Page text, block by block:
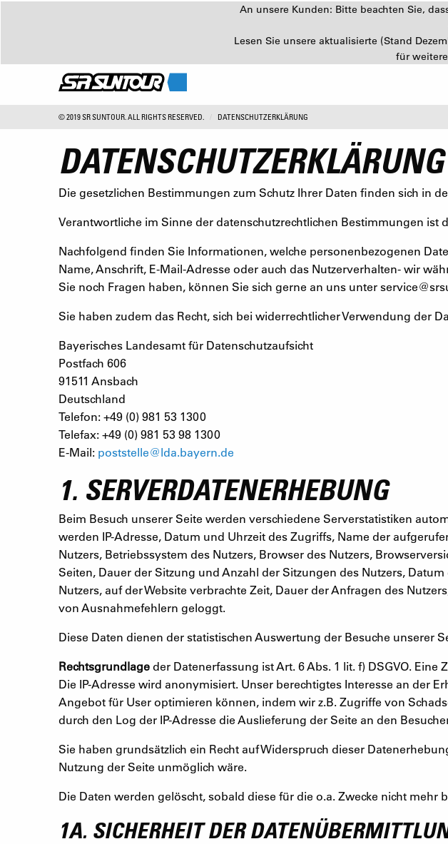
An unsere Kunden: Bitte beachten Sie,
Lesen Sie unsere aktualisierte (Stand
für
© 2019 SR SUNTOUR. ALL RIGHTS RESERVED. DATENSCHUTZERKLÄRUNG
DATENSCHUTZERKLÄRUNG
Die gesetzlichen Bestimmungen zum Schutz Ihrer Daten finden sich in
Verantwortliche im Sinne der datenschutzrechtlichen Bestimmungen ist
Nachfolgend finden Sie Informationen, welche personenbezogenen
Name, Anschrift, E-Mail-Adresse oder auch das Nutzerverhalten- wir
Sie noch Fragen haben, können Sie sich gerne an uns unter
Sie haben zudem das Recht, sich bei widerrechtlicher Verwendung der
Bayerisches Landesamt für Datenschutzaufsicht
Postfach 606
91511 Ansbach
Deutschland
Telefon: +49 (0) 981 53 1300
Telefax: +49 (0) 981 53 98 1300
E-Mail: poststelle@lda.bayern.de
1. SERVERDATENERHEBUNG
Beim Besuch unserer Seite werden verschiedene Serverstatistiken
werden IP-Adresse, Datum und Uhrzeit des Zugriffs, Name der
Nutzers, Betriebssystem des Nutzers, Browser des Nutzers,
Seiten, Dauer der Sitzung und Anzahl der Sitzungen des Nutzers,
Nutzers, auf der Website verbrachte Zeit, Dauer der Anfragen des
von Ausnahmefehlern geloggt.
Diese Daten dienen der statistischen Auswertung der Besuche unserer
Rechtsgrundlageder Datenerfassung ist Art. 6 Abs. 1 lit. f) DSGVO.
Die IP-Adresse wird anonymisiert. Unser berechtigtes Interesse an der
Angebot für User optimieren können, indem wir z.B. Zugriffe von
durch den Log der IP-Adresse die Auslieferung der Seite an den
Sie haben grundsätzlich ein Recht auf Widerspruch dieser
Nutzung der Seite unmöglich wäre.
Die Daten werden gelöscht, sobald diese für die o.a. Zwecke nicht mehr
1A. SICHERHEIT DER